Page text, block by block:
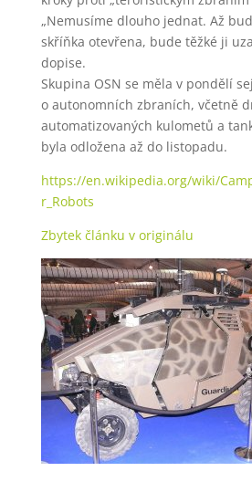
„Nemusíme dlouho jednat. Až
skříňka otevřena, bude těžké ji
dopise.
Skupina OSN se měla v pondělí
o autonomních zbraních, včetně
automatizovaných kulometů a
byla odložena až do listopadu.
https://en.wikipedia.org/wiki/
r_Robots
Zbytek článku v originálu